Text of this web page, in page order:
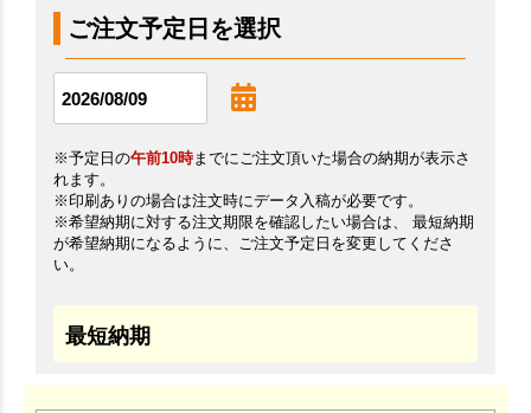
ご注文予定日を選択
※予定日の午前10時までにご注文頂いた場合の納期が表示さ
れます。
※印刷ありの場合は注文時にデータ入稿が必要です。
※希望納期に対する注文期限を確認したい場合は、 最短納期
が希望納期になるように、ご注文予定日を変更してくださ
い。
最短納期